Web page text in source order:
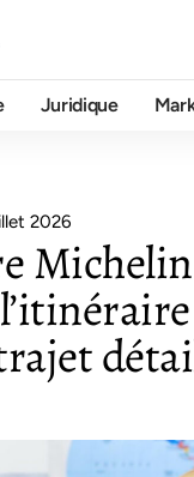
Juridique
2026